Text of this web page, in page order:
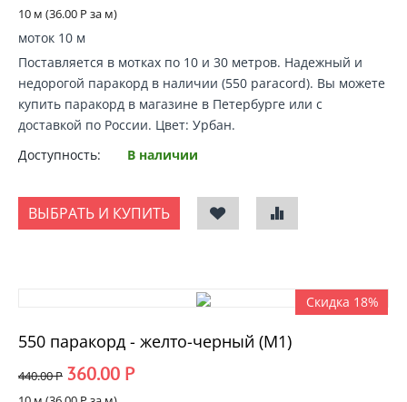
10 м (36.00 Р за м)
моток 10 м
Поставляется в мотках по 10 и 30 метров. Надежный и
недорогой паракорд в наличии (550 paracord). Вы можете
купить паракорд в магазине в Петербурге или с
доставкой по России. Цвет: Урбан.
Доступность:
В наличии
ВЫБРАТЬ И КУПИТЬ
Скидка 18%
550 паракорд - желто-черный (М1)
440.00Р 360.00 Р